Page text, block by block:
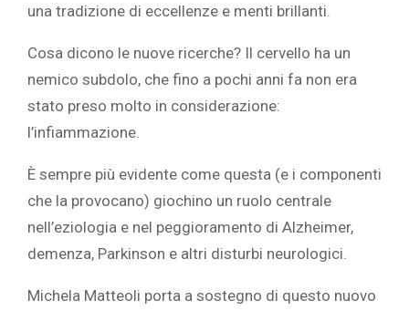
una tradizione di eccellenze e menti brillanti.
Cosa dicono le nuove ricerche? Il cervello ha un
nemico subdolo, che fino a pochi anni fa non era
stato preso molto in considerazione:
l’infiammazione.
È sempre più evidente come questa (e i componenti
che la provocano) giochino un ruolo centrale
nell’eziologia e nel peggioramento di Alzheimer,
demenza, Parkinson e altri disturbi neurologici.
Michela Matteoli porta a sostegno di questo nuovo